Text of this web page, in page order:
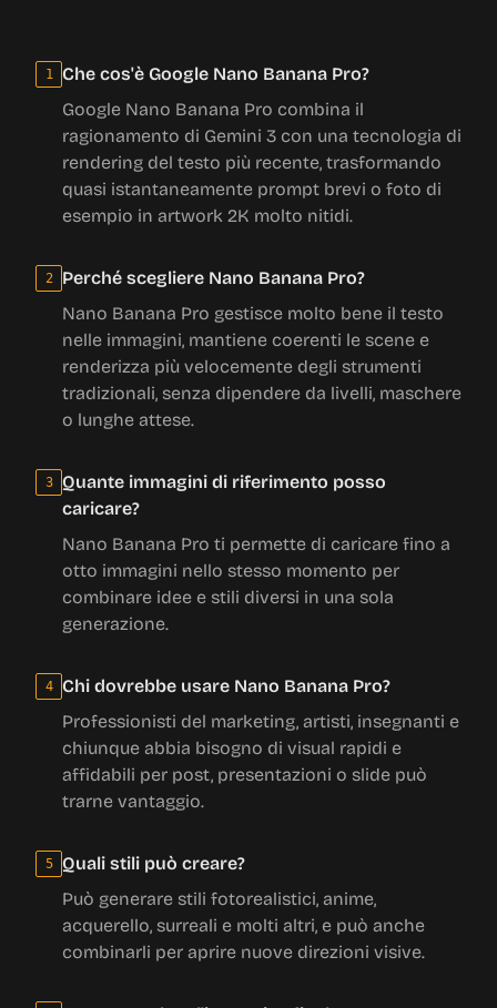
1
Che cos'è Google Nano Banana Pro?
Google Nano Banana Pro combina il
ragionamento di Gemini 3 con una tecnologia di
rendering del testo più recente, trasformando
quasi istantaneamente prompt brevi o foto di
esempio in artwork 2K molto nitidi.
2
Perché scegliere Nano Banana Pro?
Nano Banana Pro gestisce molto bene il testo
nelle immagini, mantiene coerenti le scene e
renderizza più velocemente degli strumenti
tradizionali, senza dipendere da livelli, maschere
o lunghe attese.
3
Quante immagini di riferimento posso
caricare?
Nano Banana Pro ti permette di caricare fino a
otto immagini nello stesso momento per
combinare idee e stili diversi in una sola
generazione.
4
Chi dovrebbe usare Nano Banana Pro?
Professionisti del marketing, artisti, insegnanti e
chiunque abbia bisogno di visual rapidi e
affidabili per post, presentazioni o slide può
trarne vantaggio.
5
Quali stili può creare?
Può generare stili fotorealistici, anime,
acquerello, surreali e molti altri, e può anche
combinarli per aprire nuove direzioni visive.